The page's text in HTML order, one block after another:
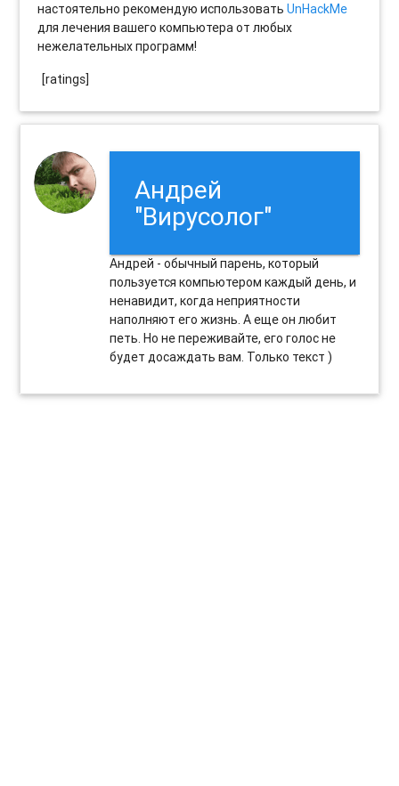
настоятельно рекомендую использоватьUnHackMe
для лечения вашего компьютера от любых
нежелательных программ!
[ratings]
Андрей
"Вирусолог"
Андрей - обычный парень, который
пользуется компьютером каждый день, и
ненавидит, когда неприятности
наполняют его жизнь. А еще он любит
петь. Но не переживайте, его голос не
будет досаждать вам. Только текст )